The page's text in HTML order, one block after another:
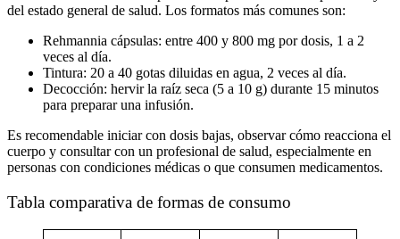
del estado general de salud. Los formatos más comunes son:
Rehmannia cápsulas: entre 400 y 800 mg por dosis, 1 a 2
veces al día.
Tintura: 20 a 40 gotas diluidas en agua, 2 veces al día.
Decocción: hervir la raíz seca (5 a 10 g) durante 15 minutos
para preparar una infusión.
Es recomendable iniciar con dosis bajas, observar cómo reacciona el
cuerpo y consultar con un profesional de salud, especialmente en
personas con condiciones médicas o que consumen medicamentos.
Tabla comparativa de formas de consumo